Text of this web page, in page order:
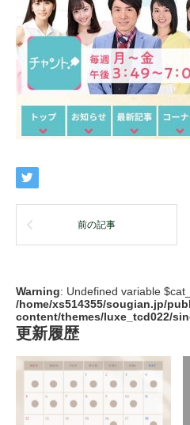
前の記事
Warning: Undefined variable
/home/xs514355/sougian.jp/
content/themes/luxe_tcd022/
更新履歴